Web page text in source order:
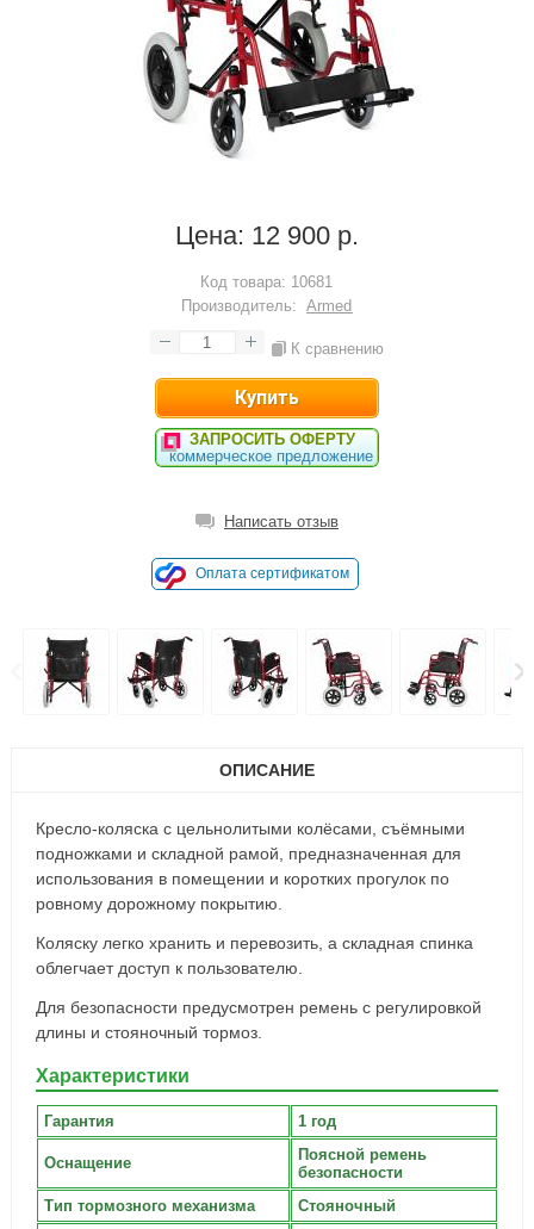
Цена: 12 900 р.
Код товара: 10681
Производитель:
Armed
К сравнению
ЗАПРОСИТЬ ОФЕРТУ
коммерческое предложение
Написать отзыв
Оплата сертификатом
ОПИСАНИЕ
Кресло-коляска с цельнолитыми колёсами, съёмными
подножками и складной рамой, предназначенная для
использования в помещении и коротких прогулок по
ровному дорожному покрытию.
Коляску легко хранить и перевозить, а складная спинка
облегчает доступ к пользователю.
Для безопасности предусмотрен ремень с регулировкой
длины и стояночный тормоз.
Характеристики
Гарантия 1 год
Оснащение
Поясной ремень
безопасности
Тип тормозного механизма
Стояночный